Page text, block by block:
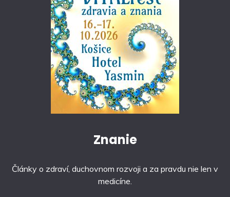
Znanie
Články o zdraví, duchovnom rozvoji a za pravdu nie len v
medicíne.